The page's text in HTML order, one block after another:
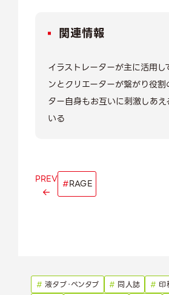
関連情報
イラストレーターが主に活用し
ンとクリエーターが繋がり役割
ター自身もお互いに刺激しあえ
いる
PREV #RAGE
# 液タブ・ペンタブ # 同人誌 # 印